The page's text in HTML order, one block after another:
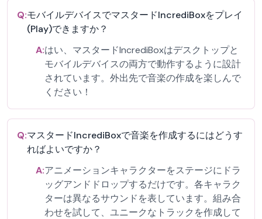
Q:モバイルデバイスでマスタードIncrediBoxをプレイ
(Play)できますか？
A:はい、マスタードIncrediBoxはデスクトップと
モバイルデバイスの両方で動作するように設計
されています。外出先で音楽の作成を楽しんで
ください！
Q:マスタードIncrediBoxで音楽を作成するにはどうす
ればよいですか？
A:アニメーションキャラクターをステージにドラ
ッグアンドドロップするだけです。各キャラク
ターは異なるサウンドを表しています。組み合
わせを試して、ユニークなトラックを作成して